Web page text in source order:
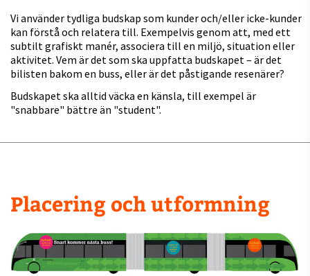
Vi använder tydliga budskap som kunder och/eller icke-kunder
kan förstå och relatera till. Exempelvis genom att, med ett
subtilt grafiskt manér, associera till en miljö, situation eller
aktivitet. Vem är det som ska uppfatta budskapet – är det
bilisten bakom en buss, eller är det påstigande resenärer?
Budskapet ska alltid väcka en känsla, till exempel är
"snabbare" bättre än "student".
Placering och utformning